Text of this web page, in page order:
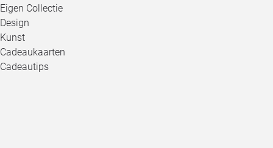
Eigen Collectie
Design
Kunst
Cadeaukaarten
Cadeautips